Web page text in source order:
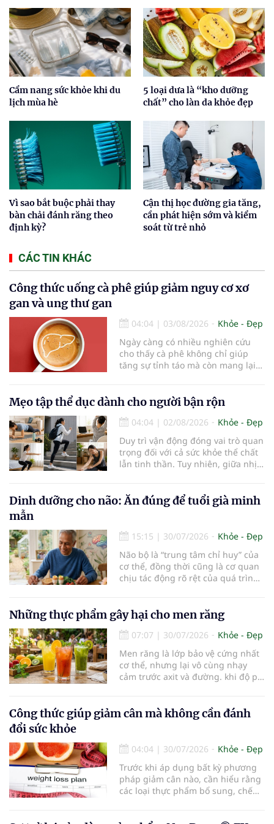
Cẩm nang sức khỏe khi du
lịch mùa hè
5 loại dưa là “kho dưỡng
chất” cho làn da khỏe đẹp
Vì sao bắt buộc phải thay
bàn chải đánh răng theo
định kỳ?
Cận thị học đường gia tăng,
cần phát hiện sớm và kiểm
soát từ trẻ nhỏ
CÁC TIN KHÁC
Công thức uống cà phê giúp giảm nguy cơ xơ
gan và ung thư gan
04:04 | 03/08/2026
Khỏe - Đẹp
Ngày càng có nhiều nghiên cứu
cho thấy cà phê không chỉ giúp
tăng sự tỉnh táo mà còn mang lại
đóng vai trò lọc độc tố, chuyển hóa
thuốc và dự trữ nhiều vitamin,
khoáng chất thiết yếu nhưng cũng
rất dễ bị tổn thương…
Mẹo tập thể dục dành cho người bận rộn
04:04 | 02/08/2026
Khỏe - Đẹp
Duy trì vận động đóng vai trò quan
trọng đối với cả sức khỏe thể chất
lẫn tinh thần. Tuy nhiên, giữa nhịp
cho các hoạt động tập luyện
thường trở thành một thách thức
Dinh dưỡng cho não: Ăn đúng để tuổi già minh
mẫn
15:15 | 30/07/2026
Khỏe - Đẹp
Não bộ là “trung tâm chỉ huy” của
cơ thể, đồng thời cũng là cơ quan
chịu tác động rõ rệt của quá trình
mạnh, có thể góp phần bảo vệ tế
bào thần kinh, duy trì trí nhớ và
giúp NCT sống minh mẫn, tự chủ
lâu hơn.
Những thực phẩm gây hại cho men răng
07:07 | 30/07/2026
Khỏe - Đẹp
Men răng là lớp bảo vệ cứng nhất
cơ thể, nhưng lại vô cùng nhạy
cảm trước axit và đường. khi độ pH
đường cho vi khuẩn tấn công và
dẫn đến mòn men răng, sâu răng.
hại cho men răng.
Công thức giúp giảm cân mà không cần đánh
đổi sức khỏe
04:04 | 30/07/2026
Khỏe - Đẹp
Trước khi áp dụng bất kỳ phương
pháp giảm cân nào, cần hiểu rằng
các loại thực phẩm bổ sung, chế